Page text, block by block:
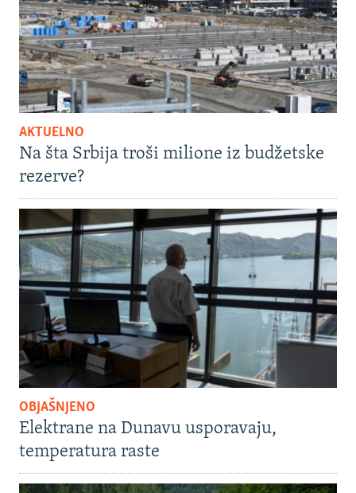
AKTUELNO
Na šta Srbija troši milione iz budžetske
rezerve?
OBJAŠNJENO
Elektrane na Dunavu usporavaju,
temperatura raste